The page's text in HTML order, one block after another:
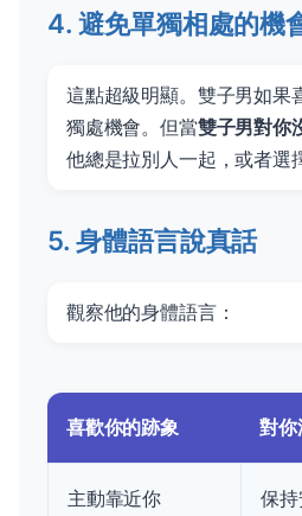
4. 避免單獨相處的機
這點超級明顯。雙子男如果
獨處機會。但當雙子男對你
他總是拉別人一起，或者選
5. 身體語言說真話
觀察他的身體語言：
喜歡你的跡象 對你
主動靠近你 保